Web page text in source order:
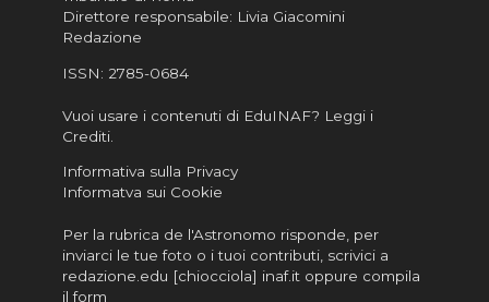
Direttore responsabile: Livia Giacomini
Redazione
ISSN: 2785-0684
Vuoi usare i contenuti di EduINAF? Leggi i
Crediti.
Informativa sulla Privacy
Informatva sui Cookie
Per la rubrica de l'Astronomo risponde, per
inviarci le tue foto o i tuoi contributi, scrivici a
redazione.edu [chiocciola] inaf.it oppure compila
il form